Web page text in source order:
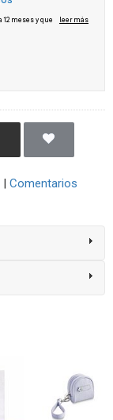
| Comentarios